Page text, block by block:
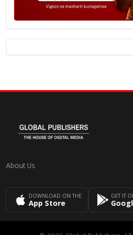
About Us
DOWNLOAD ON THE
App Store
GET IT